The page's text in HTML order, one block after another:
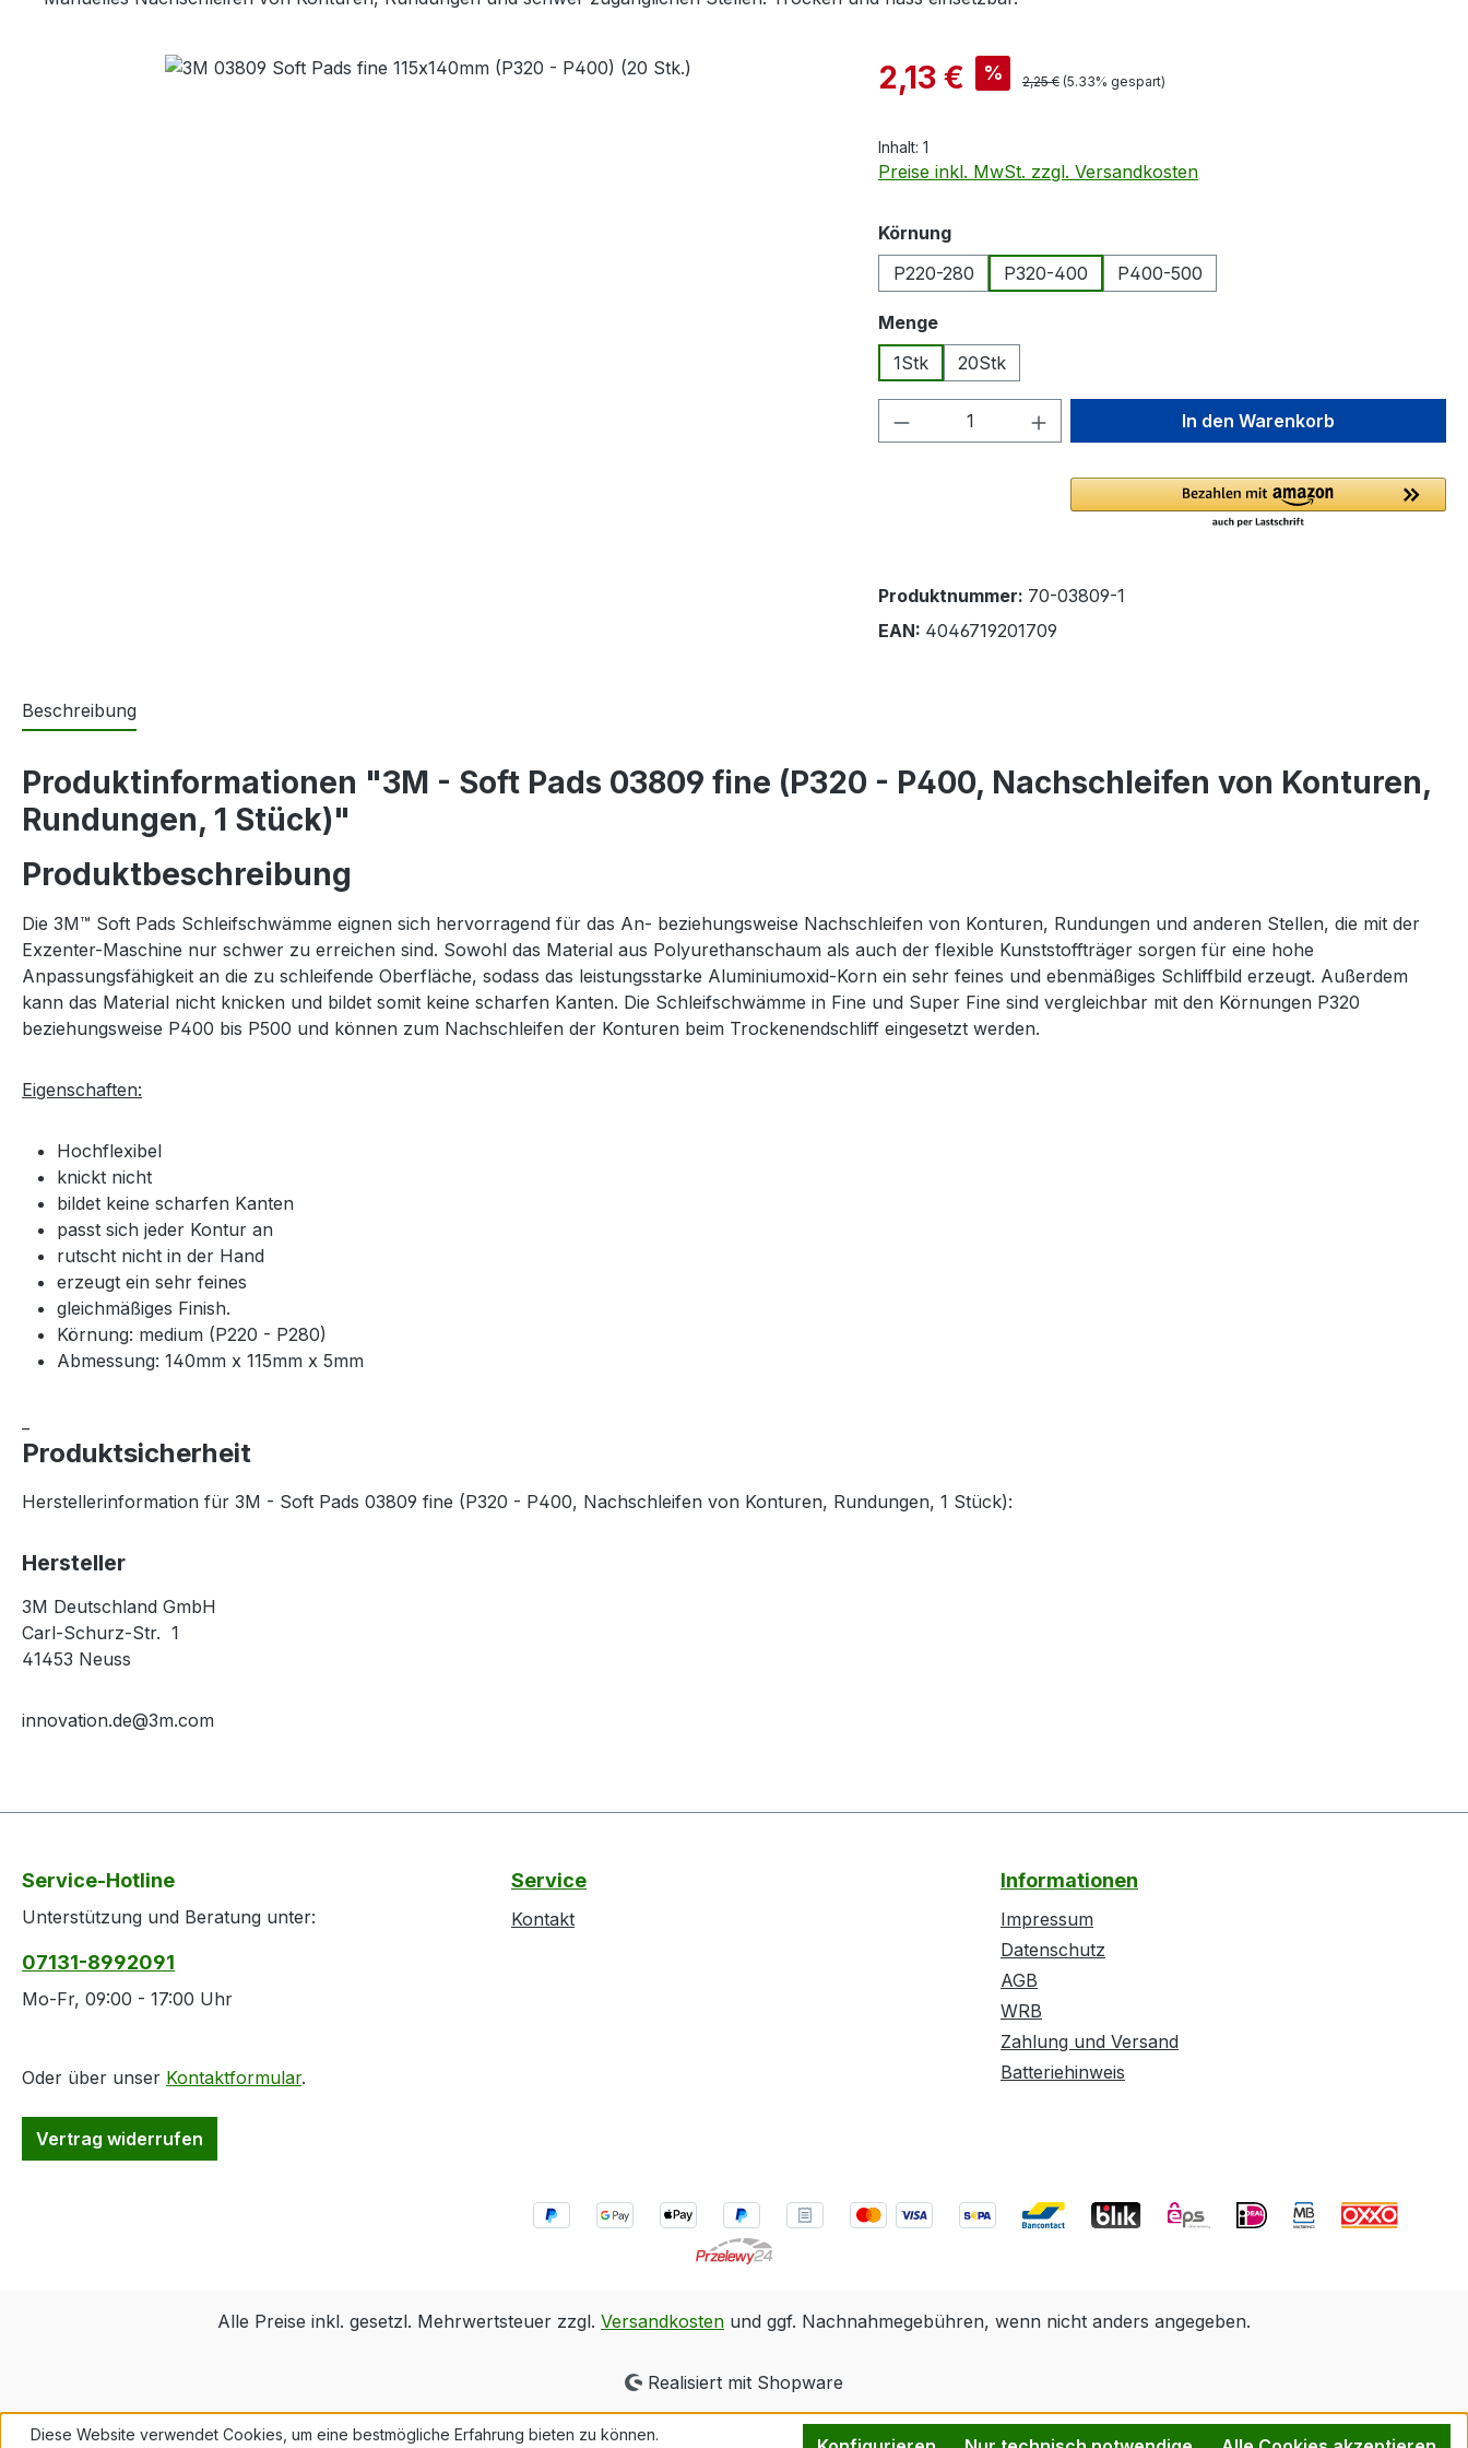
Bildergalerie überspringen Verkaufspreis:
2,13 € % Regulärer Preis:
2,25 € (5.33% gespart)
Inhalt: 1
Preise inkl. MwSt. zzgl. Versandkosten
Körnungauswählen
P220-280
P320-400 P400-500
Mengeauswählen
1Stk
20Stk
Produkt Anzahl: Gib den gewünschten Wert
In den Warenkorb
Produktnummer: 70-03809-1
EAN: 4046719201709
Beschreibung
Produktinformationen "3M - Soft Pads 03809 fine (P320 - P400, Nachschleifen von Konturen,
Rundungen, 1 Stück)"
Produktbeschreibung
Die 3M™ Soft Pads Schleifschwämme eignen sich hervorragend für das An- beziehungsweise Nachschleifen von Konturen, Rundungen und anderen Stellen, die mit der
Exzenter-Maschine nur schwer zu erreichen sind. Sowohl das Material aus Polyurethanschaum als auch der flexible Kunststoffträger sorgen für eine hohe
Anpassungsfähigkeit an die zu schleifende Oberfläche, sodass das leistungsstarke Aluminiumoxid-Korn ein sehr feines und ebenmäßiges Schliffbild erzeugt. Außerdem
kann das Material nicht knicken und bildet somit keine scharfen Kanten. Die Schleifschwämme in Fine und Super Fine sind vergleichbar mit den Körnungen P320
beziehungsweise P400 bis P500 und können zum Nachschleifen der Konturen beim Trockenendschliff eingesetzt werden.
Eigenschaften:
Hochflexibel
knickt nicht
bildet keine scharfen Kanten
passt sich jeder Kontur an
rutscht nicht in der Hand
erzeugt ein sehr feines
gleichmäßiges Finish.
Körnung: medium (P220 - P280)
Abmessung: 140mm x 115mm x 5mm
Produktsicherheit
Herstellerinformation für 3M - Soft Pads 03809 fine (P320 - P400, Nachschleifen von Konturen, Rundungen, 1 Stück):
Hersteller
3M Deutschland GmbH
Carl-Schurz-Str. 1
41453 Neuss
innovation.de@3m.com
Service-Hotline
Unterstützung und Beratung unter:
07131-8992091
Mo-Fr, 09:00 - 17:00 Uhr
Oder über unser Kontaktformular.
Vertrag widerrufen
Service
Kontakt
Informationen
Impressum
Datenschutz
AGB
WRB
Zahlung und Versand
Batteriehinweis
Alle Preise inkl. gesetzl. Mehrwertsteuer zzgl. Versandkosten und ggf. Nachnahmegebühren, wenn nicht anders angegeben.
Realisiert mit Shopware
Diese Website verwendet Cookies, um eine bestmögliche Erfahrung bieten zu können.